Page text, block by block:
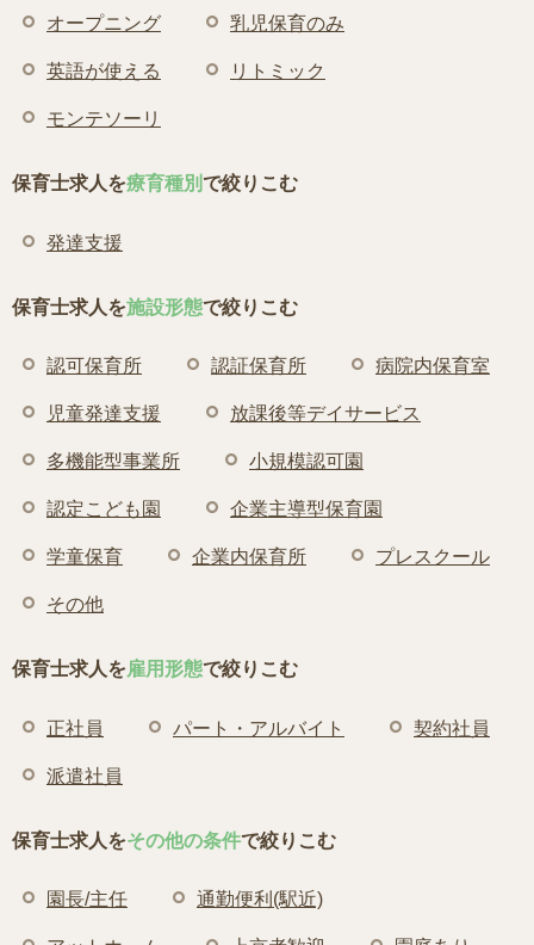
オープニング 乳児保育のみ
英語が使える リトミック
モンテソーリ
保育士求人を療育種別で絞りこむ
発達支援
保育士求人を施設形態で絞りこむ
認可保育所 認証保育所 病院内保育室
児童発達支援 放課後等デイサービス
多機能型事業所 小規模認可園
認定こども園 企業主導型保育園
学童保育 企業内保育所 プレスクール
その他
保育士求人を雇用形態で絞りこむ
正社員 パート・アルバイト 契約社員
派遣社員
保育士求人をその他の条件で絞りこむ
園長/主任 通勤便利(駅近)